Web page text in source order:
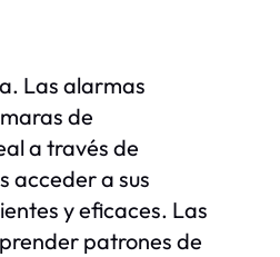
Las alarmas
de
a través de
acceder a sus
y eficaces. Las
patrones de